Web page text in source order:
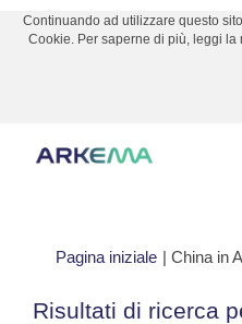
Continuando ad utilizzare questo
Cookie. Per saperne di più, leggi la
Pagina iniziale | China in
Risultati di ricerca